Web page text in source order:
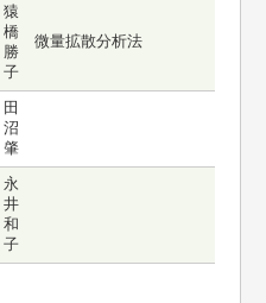
猿
橋
勝
子
微量拡散分析法
田
沼
肇
永
井
和
子